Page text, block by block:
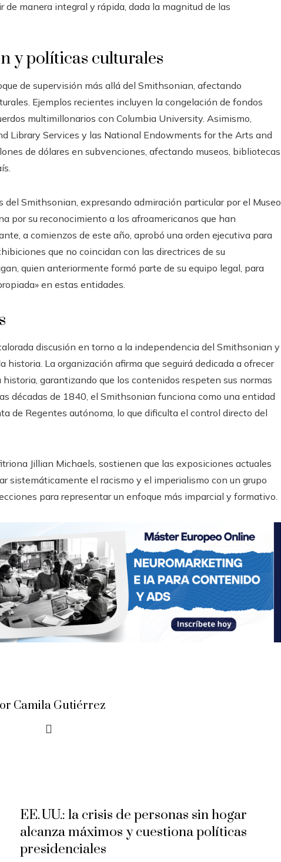
de manera integral y rápida, dada la magnitud de las
y políticas culturales
de supervisión más allá del Smithsonian, afectando
Ejemplos recientes incluyen la congelación de fondos
multimillonarios con Columbia University. Asimismo,
Library Services y las National Endowments for the Arts and
de dólares en subvenciones, afectando museos, bibliotecas
Smithsonian, expresando admiración particular por el Museo
por su reconocimiento a los afroamericanos que han
a comienzos de este año, aprobó una orden ejecutiva para
que no coincidan con las directrices de su
quien anteriormente formó parte de su equipo legal, para
en estas entidades.
discusión en torno a la independencia del Smithsonian y
historia. La organización afirma que seguirá dedicada a ofrecer
garantizando que los contenidos respeten sus normas
décadas de 1840, el Smithsonian funciona como una entidad
de Regentes autónoma, lo que dificulta el control directo del
Jillian Michaels, sostienen que las exposiciones actuales
sistemáticamente el racismo y el imperialismo con un grupo
para representar un enfoque más imparcial y formativo.
Camila Gutiérrez
EE. UU.: la crisis de personas sin hogar
alcanza máximos y cuestiona políticas
presidenciales